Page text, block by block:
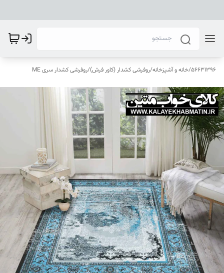
56631396
/خانه و آشپزخانه/روفرشی کشدار (کاور فرش)/روفرشی کشدار سری ME